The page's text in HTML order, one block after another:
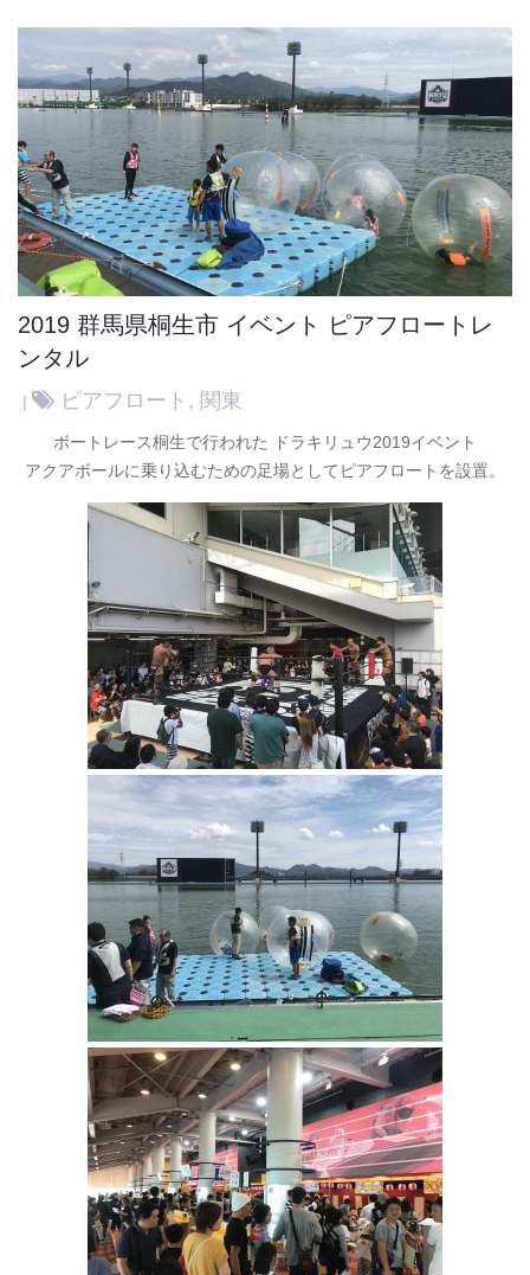
2019 群馬県桐生市 イベント ピアフロートレ
ンタル
ピアフロート , 関東
ボートレース桐生で行われた ドラキリュウ2019イベント
アクアボールに乗り込むための足場としてピアフロートを設置。